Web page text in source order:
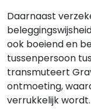
Daarnaast
ook boeiend en
tussenpersoon
transmuteert
ontmoeting,
verrukkelijk wordt.